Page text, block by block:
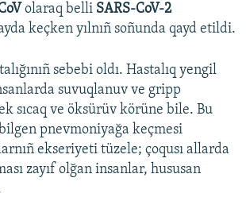
olaraq belli SARS-CoV-2
keçken yılnıñ soñunda qayd etildi.
sebebi oldı. Hastalıq yengil
suvuqlanuv ve gripp
sıcaq ve öksürüv körüne bile. Bu
pnevmoniyağa keçmesi
ekseriyeti tüzele; çoqusı allarda
zayıf olğan insanlar, hususan